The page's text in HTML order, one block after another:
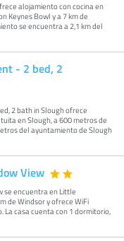
alojamiento con cocina en
Keynes Bowl y a 7 km de
se encuentra a 2,1 km del
- 2 bed, 2
2 bath in Slough ofrece
en Slough, a 600 metros de
del ayuntamiento de Slough
View
se encuentra en Little
de Windsor y ofrece WiFi
casa cuenta con 1 dormitorio,